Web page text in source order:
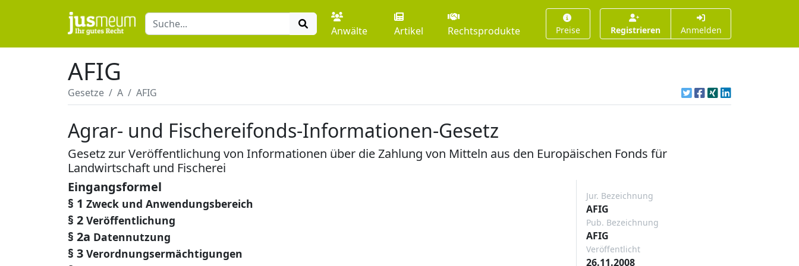
Anwälte Artikel Rechtsprodukte Preise Registrieren Anmelden
AFIG
Gesetze A AFIG
Agrar- und Fischereifonds-Informationen-Gesetz
Gesetz zur Veröffentlichung von Informationen über die Zahlung von Mitteln aus den Europäischen Fonds für
Landwirtschaft und Fischerei
Eingangsformel
§ 1 Zweck und Anwendungsbereich
§ 2 Veröffentlichung
§ 2a Datennutzung
§ 3 Verordnungsermächtigungen
Jur. Bezeichnung
AFIG
Pub. Bezeichnung
AFIG
Veröffentlicht
26.11.2008